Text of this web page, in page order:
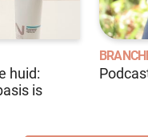
huid:
is